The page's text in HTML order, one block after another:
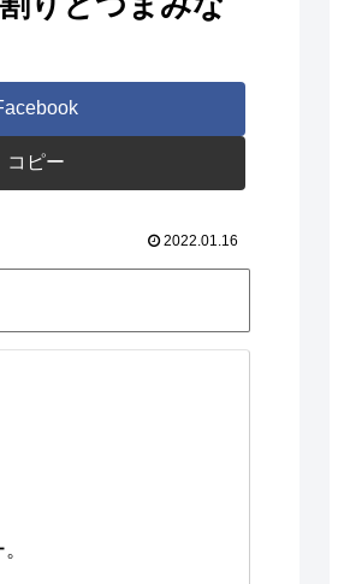
コピー
2022.01.16